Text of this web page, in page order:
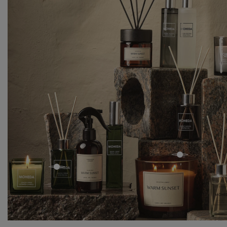
open
open